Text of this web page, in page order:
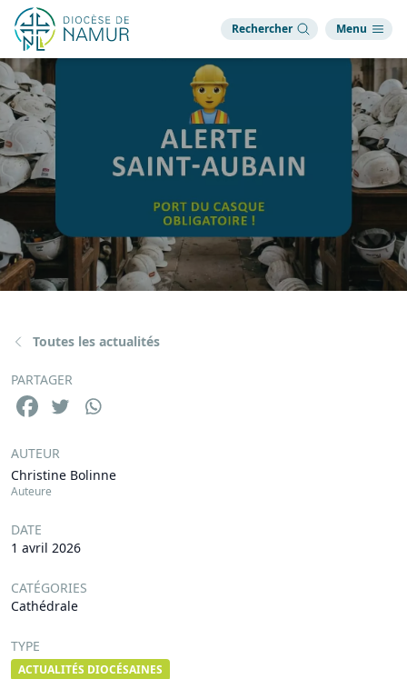
Rechercher Menu
Toutes les actualités
PARTAGER
AUTEUR
Christine Bolinne
Auteure
DATE
1 avril 2026
CATÉGORIES
Cathédrale
TYPE
ACTUALITÉS DIOCÉSAINES